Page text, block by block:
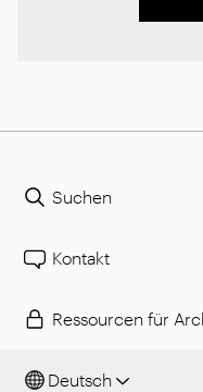
Suchen
Kontakt
Ressourcen für
Deutsch